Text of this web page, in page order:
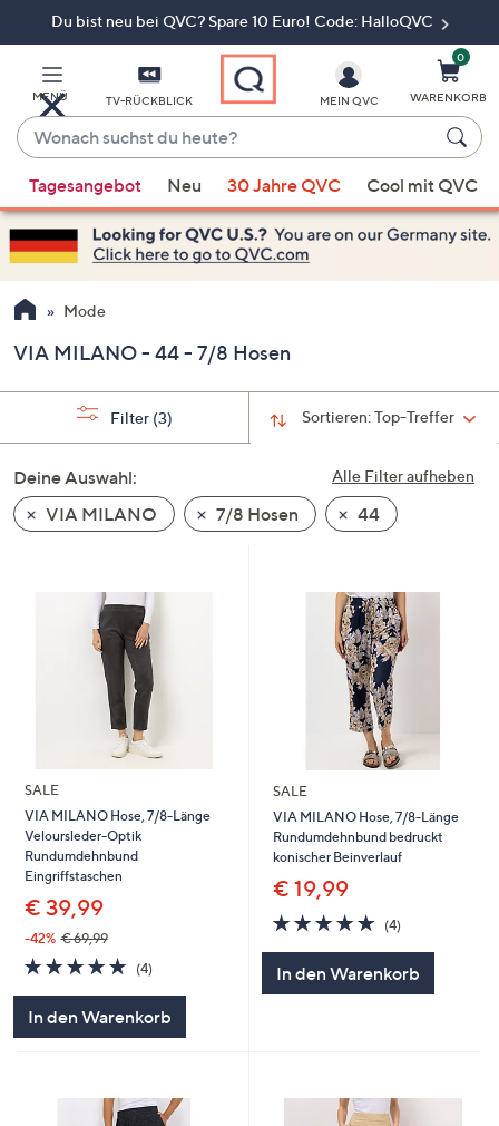
Du bist neu bei QVC? Spare 10 Euro! Code: HalloQVC
MENÜ TV-RÜCKBLICK
Wonach
suchst
du
heute?
Vorschläge
verfügbar
sind,
verwenden
Sie
Pfeiltasten
nach
und
nach
unten
oder
um
diese
anzuzeigen.
MEIN QVC
0
WARENKORB
Tagesangebot Neu 30 Jahre QVC Cool mit QVC
Mode
VIA MILANO - 44 - 7/8 Hosen
Sortieren:Top-Treffer
Filter (3)
Alle Filter aufheben
Deine Auswahl:
VIA MILANO
7/8 Hosen 44
SALE
VIA MILANO Hose, 7/8-Länge
Veloursleder-Optik
Rundumdehnbund
Eingriffstaschen
€ 39,99
-42% € 69,99
5.0
von
(4)4
In den Warenkorb
SALE
VIA MILANO Hose, 7/8-Länge
Rundumdehnbund bedruckt
konischer Beinverlauf
€ 19,99
5.0
von
(4)4
In den Warenkorb